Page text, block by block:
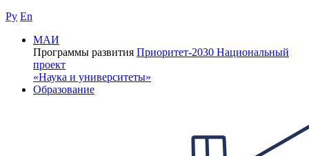
Ру En
МАИ
Программы развития Приоритет-2030 Национальный
проект
«Наука и университеты»
Образование